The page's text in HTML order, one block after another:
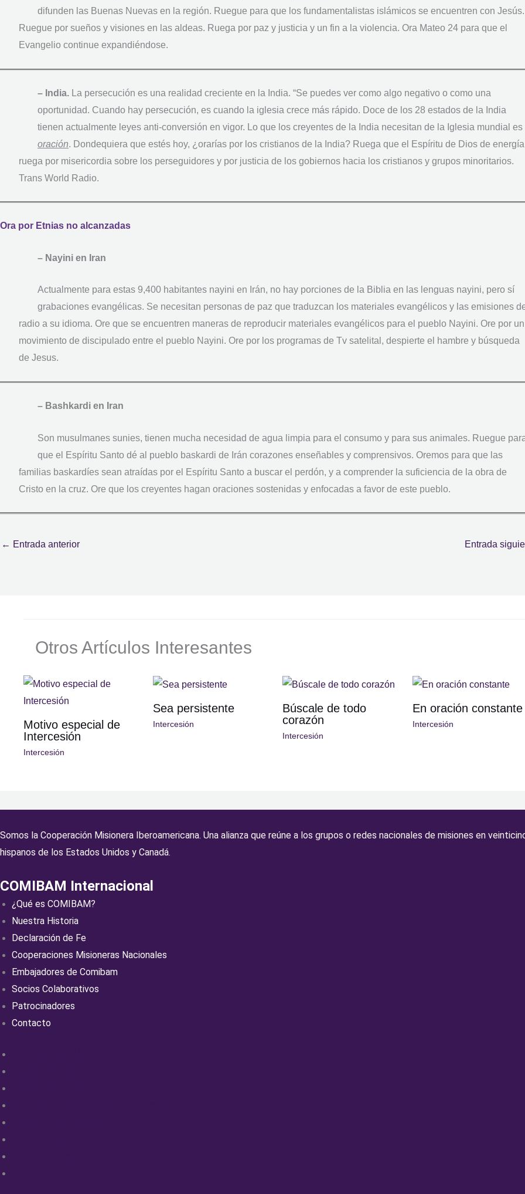
difunden las Buenas Nuevas en la región. Ruegue para que los fundamentalistas islámicos se encuentren con Jesús.
Ruegue por sueños y visiones en las aldeas. Ruega por paz y justicia y un fin a la violencia. Ora Mateo 24 para que el
Evangelio continue expandiéndose.
– India. La persecución es una realidad creciente en la India. “Se puedes ver como algo negativo o como una
oportunidad. Cuando hay persecución, es cuando la iglesia crece más rápido. Doce de los 28 estados de la India
tienen actualmente leyes anti-conversión en vigor. Lo que los creyentes de la India necesitan de la Iglesia mundial es
oración. Dondequiera que estés hoy, ¿orarías por los cristianos de la India? Ruega que el Espíritu de Dios de
ruega por misericordia sobre los perseguidores y por justicia de los gobiernos hacia los cristianos y grupos minoritarios.
Trans World Radio.
Ora por Etnias no alcanzadas
– Nayini en Iran
Actualmente para estas 9,400 habitantes nayini en Irán, no hay porciones de la Biblia en las lenguas nayini, pero sí
grabaciones evangélicas. Se necesitan personas de paz que traduzcan los materiales evangélicos y las emisiones
radio a su idioma. Ore que se encuentren maneras de reproducir materiales evangélicos para el pueblo Nayini. Ore por un
movimiento de discipulado entre el pueblo Nayini. Ore por los programas de Tv satelital, despierte el hambre y búsqueda
de Jesus.
– Bashkardi en Iran
Son musulmanes sunies, tienen mucha necesidad de agua limpia para el consumo y para sus animales. Ruegue
que el Espíritu Santo dé al pueblo baskardi de Irán corazones enseñables y comprensivos. Oremos para que las
familias baskardíes sean atraídas por el Espíritu Santo a buscar el perdón, y a comprender la suficiencia de la obra de
Cristo en la cruz. Ore que los creyentes hagan oraciones sostenidas y enfocadas a favor de este pueblo.
← Entrada anterior Entrada
Otros Artículos Interesantes
Motivo especial de
Intercesión
Intercesión
Sea persistente
Intercesión
Búscale de todo
corazón
Intercesión
En oración constante
Intercesión
Somos la Cooperación Misionera Iberoamericana. Una alianza que reúne a los grupos o redes nacionales de misiones en
hispanos de los Estados Unidos y Canadá.
COMIBAM Internacional
¿Qué es COMIBAM?
Nuestra Historia
Declaración de Fe
Cooperaciones Misioneras Nacionales
Embajadores de Comibam
Socios Colaborativos
Patrocinadores
Contacto